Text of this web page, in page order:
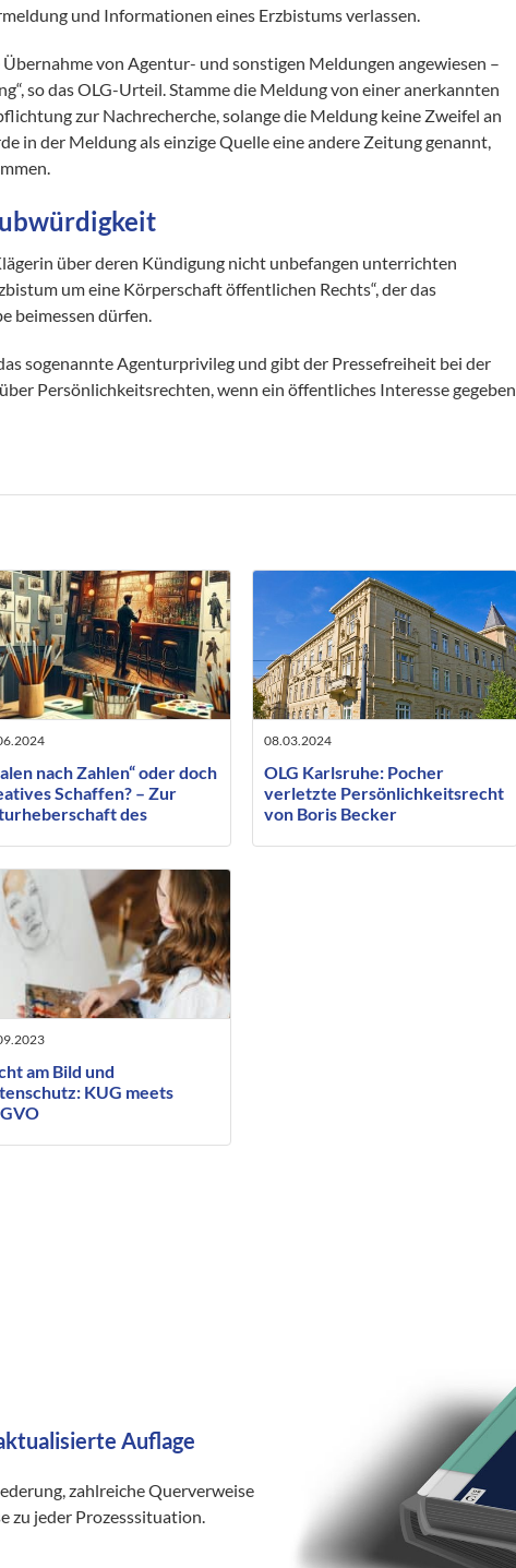
und Informationen eines Erzbistums verlassen.
von Agentur- und sonstigen Meldungen angewiesen –
so das OLG-Urteil. Stamme die Meldung von einer anerkannten
zur Nachrecherche, solange die Meldung keine Zweifel an
in der Meldung als einzige Quelle eine andere Zeitung genannt,
über deren Kündigung nicht unbefangen unterrichten
um eine Körperschaft öffentlichen Rechts“, der das
beimessen dürfen.
sogenannte Agenturprivileg und gibt der Pressefreiheit bei der
Persönlichkeitsrechten, wenn ein öffentliches Interesse gegeben
nach Zahlen“ oder doch
Schaffen? – Zur
des
08.03.2024
OLG Karlsruhe: Pocher
verletzte Persönlichkeitsrecht
von Boris Becker
am Bild und
KUG meets
Auflage
zahlreiche Querverweise
zu jeder Prozesssituation.